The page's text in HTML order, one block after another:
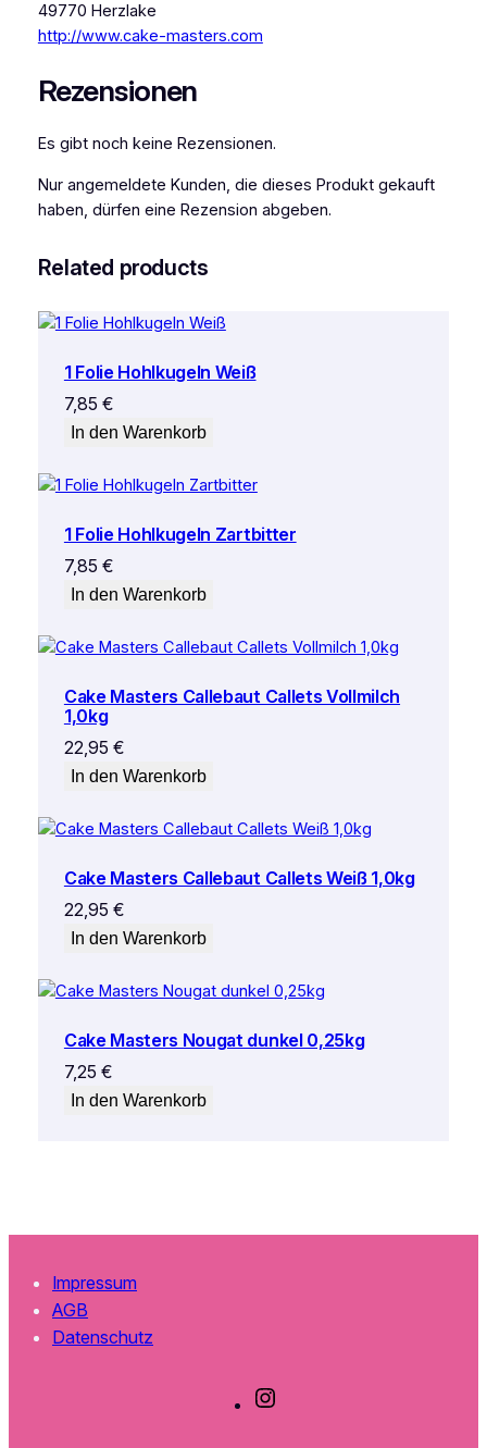
49770 Herzlake
http://www.cake-masters.com
Rezensionen
Es gibt noch keine Rezensionen.
Nur angemeldete Kunden, die dieses Produkt gekauft
haben, dürfen eine Rezension abgeben.
Related products
1 Folie Hohlkugeln Weiß
7,85 €
In den Warenkorb
1 Folie Hohlkugeln Zartbitter
7,85 €
In den Warenkorb
Cake Masters Callebaut Callets Vollmilch
1,0kg
22,95 €
In den Warenkorb
Cake Masters Callebaut Callets Weiß 1,0kg
22,95 €
In den Warenkorb
Cake Masters Nougat dunkel 0,25kg
7,25 €
In den Warenkorb
Impressum
AGB
Datenschutz